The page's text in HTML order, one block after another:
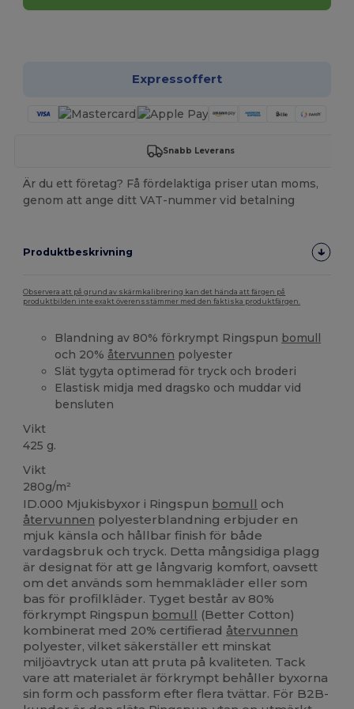
Expressoffert
Snabb Leverans
Är du ett företag? Få fördelaktiga priser utan moms,
genom att ange ditt VAT-nummer vid betalning
Produktbeskrivning
Observera att på grund av skärmkalibrering kan det hända att färgen på
produktbilden inte exakt överensstämmer med den faktiska produktfärgen.
Blandning av 80% förkrympt Ringspun bomull
och 20% återvunnen polyester
Slät tygyta optimerad för tryck och broderi
Elastisk midja med dragsko och muddar vid
bensluten
Vikt
425 g.
Vikt
280g/m²
ID.000 Mjukisbyxor i Ringspun bomull och
återvunnen polyesterblandning erbjuder en
mjuk känsla och hållbar finish för både
vardagsbruk och tryck. Detta mångsidiga plagg
är designat för att ge långvarig komfort, oavsett
om det används som hemmakläder eller som
bas för profilkläder. Tyget består av 80%
förkrympt Ringspun bomull (Better Cotton)
kombinerat med 20% certifierad återvunnen
polyester, vilket säkerställer ett minskat
miljöavtryck utan att pruta på kvaliteten. Tack
vare att materialet är förkrympt behåller byxorna
sin form och passform efter flera tvättar. För B2B-